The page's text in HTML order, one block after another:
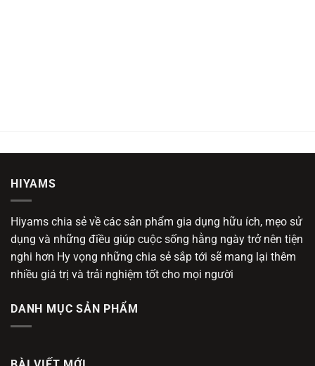
HIYAMS
Hiyams chia sẻ về các sản phẩm gia dụng hữu ích, mẹo sử
dụng và những điều giúp cuộc sống hằng ngày trở nên tiện
nghi hơn Hy vọng những chia sẻ sắp tới sẽ mang lại thêm
nhiều giá trị và trải nghiệm tốt cho mọi người
DANH MỤC SẢN PHẨM